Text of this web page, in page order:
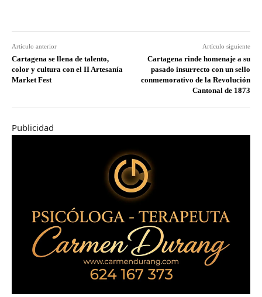
Artículo anterior
Cartagena se llena de talento,
color y cultura con el II Artesanía
Market Fest
Artículo siguiente
Cartagena rinde homenaje a su
pasado insurrecto con un sello
conmemorativo de la Revolución
Cantonal de 1873
Publicidad